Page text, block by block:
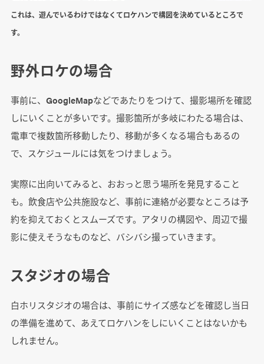
これは、遊んでいるわけではなくてロケハンで構図を決めているところで
す。
野外ロケの場合
事前に、GoogleMapなどであたりをつけて、撮影場所を確認
しにいくことが多いです。撮影箇所が多岐にわたる場合は、
電車で複数箇所移動したり、移動が多くなる場合もあるの
で、スケジュールには気をつけましょう。
実際に出向いてみると、おおっと思う場所を発見すること
も。飲食店や公共施設など、事前に連絡が必要なところは予
約を抑えておくとスムーズです。アタリの構図や、周辺で撮
影に使えそうなものなど、バシバシ撮っていきます。
スタジオの場合
白ホリスタジオの場合は、事前にサイズ感などを確認し当日
の準備を進めて、あえてロケハンをしにいくことはないかも
しれません。